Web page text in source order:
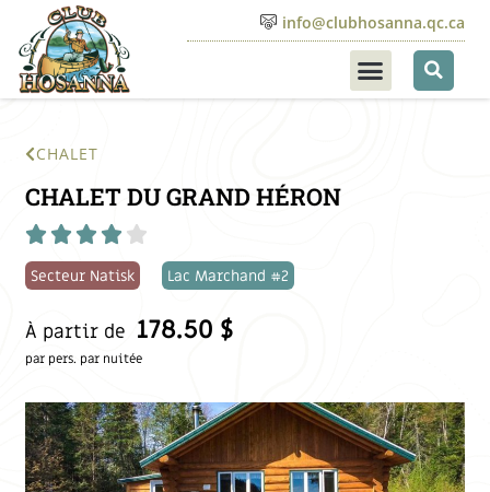
info@clubhosanna.qc.ca
CHALET
CHALET DU GRAND HÉRON
    
Secteur Natisk Lac Marchand #2
À partir de 178.50 $
par pers. par nuitée